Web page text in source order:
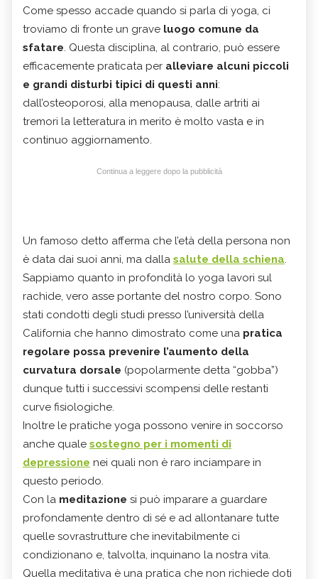
Come spesso accade quando si parla di yoga, ci
troviamo di fronte un grave luogo comune da
sfatare. Questa disciplina, al contrario, può essere
efficacemente praticata per alleviare alcuni piccoli
e grandi disturbi tipici di questi anni:
dall’osteoporosi, alla menopausa, dalle artriti ai
tremori la letteratura in merito è molto vasta e in
continuo aggiornamento.
Continua a leggere dopo la pubblicità
Un famoso detto afferma che l’età della persona non
è data dai suoi anni, ma dalla salute della schiena.
Sappiamo quanto in profondità lo yoga lavori sul
rachide, vero asse portante del nostro corpo. Sono
stati condotti degli studi presso l’università della
California che hanno dimostrato come una pratica
regolare possa prevenire l’aumento della
curvatura dorsale (popolarmente detta “gobba”)
dunque tutti i successivi scompensi delle restanti
curve fisiologiche.
Inoltre le pratiche yoga possono venire in soccorso
anche quale sostegno per i momenti di
depressione nei quali non è raro inciampare in
questo periodo.
Con la meditazione si può imparare a guardare
profondamente dentro di sé e ad allontanare tutte
quelle sovrastrutture che inevitabilmente ci
condizionano e, talvolta, inquinano la nostra vita.
Quella meditativa è una pratica che non richiede doti